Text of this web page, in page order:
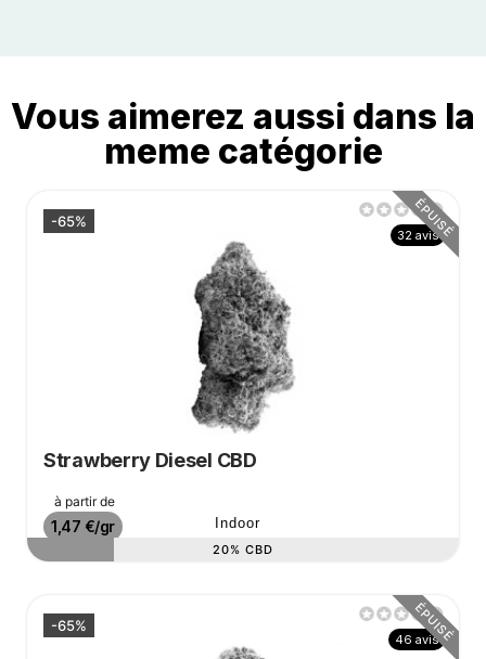
Vous aimerez aussi dans la
meme catégorie
ÉPUISÉ
32 avis
-65%
Strawberry Diesel CBD
Prix de base
à partir de
1,47 €/gr Prix Indoor
20% CBD
ÉPUISÉ
46 avis
-65%